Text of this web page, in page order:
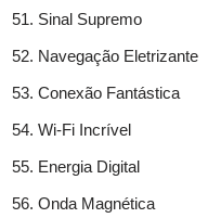
Sinal Supremo
Navegação Eletrizante
Conexão Fantástica
Wi-Fi Incrível
Energia Digital
Onda Magnética